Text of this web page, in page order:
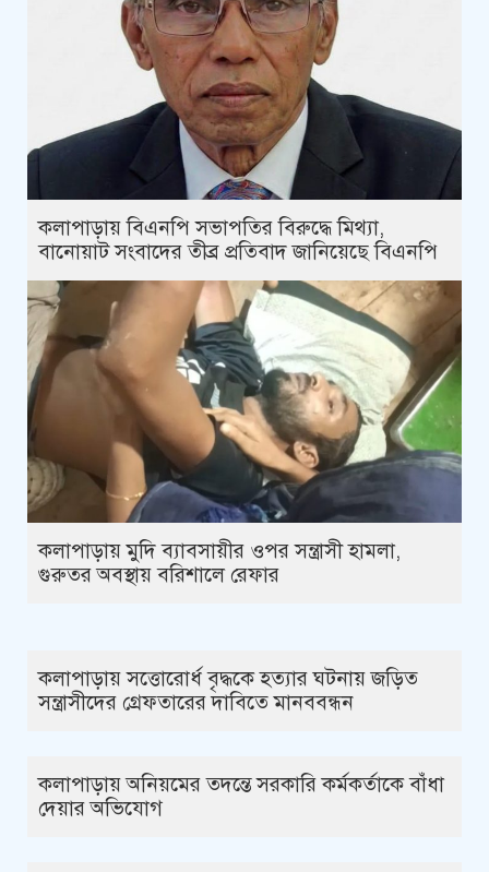
কলাপাড়ায় বিএনপি সভাপতির বিরুদ্ধে মিথ্যা,
বানোয়াট সংবাদের তীব্র প্রতিবাদ জানিয়েছে বিএনপি
কলাপাড়ায় মুদি ব্যাবসায়ীর ওপর সন্ত্রাসী হামলা,
গুরুতর অবস্থায় বরিশালে রেফার
কলাপাড়ায় সত্তোরোর্ধ বৃদ্ধকে হত্যার ঘটনায় জড়িত
সন্ত্রাসীদের গ্রেফতারের দাবিতে মানববন্ধন
কলাপাড়ায় অনিয়মের তদন্তে সরকারি কর্মকর্তাকে বাঁধা
দেয়ার অভিযোগ